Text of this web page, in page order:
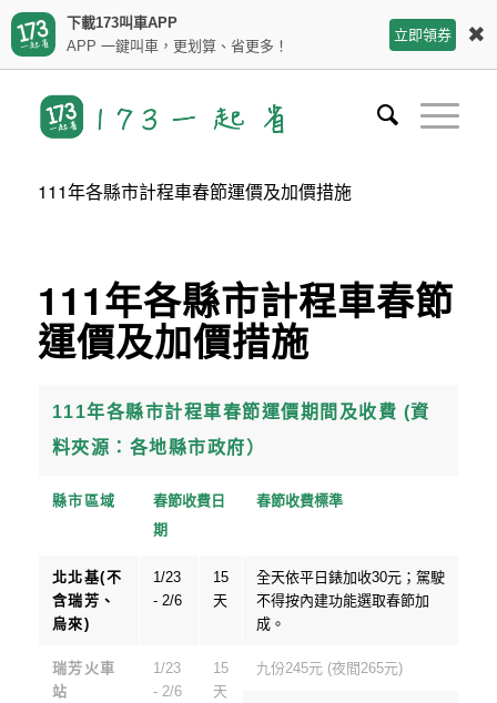
下載173叫車APP
APP 一鍵叫車，更划算、省更多！
立即領券 ✖
111年各縣市計程車春節運價及加價措施
111年各縣市計程車春節
運價及加價措施
111年各縣市計程車春節運價期間及收費 (資
料夾源：各地縣市政府）
縣市區域
春節收費日
期
春節收費標準
北北基(不
含瑞芳、
烏來)
1/23
- 2/6
15
天
全天依平日錶加收30元；駕駛
不得按內建功能選取春節加
成。
瑞芳火車
站
1/23
- 2/6
15
天
九份245元 (夜間265元)